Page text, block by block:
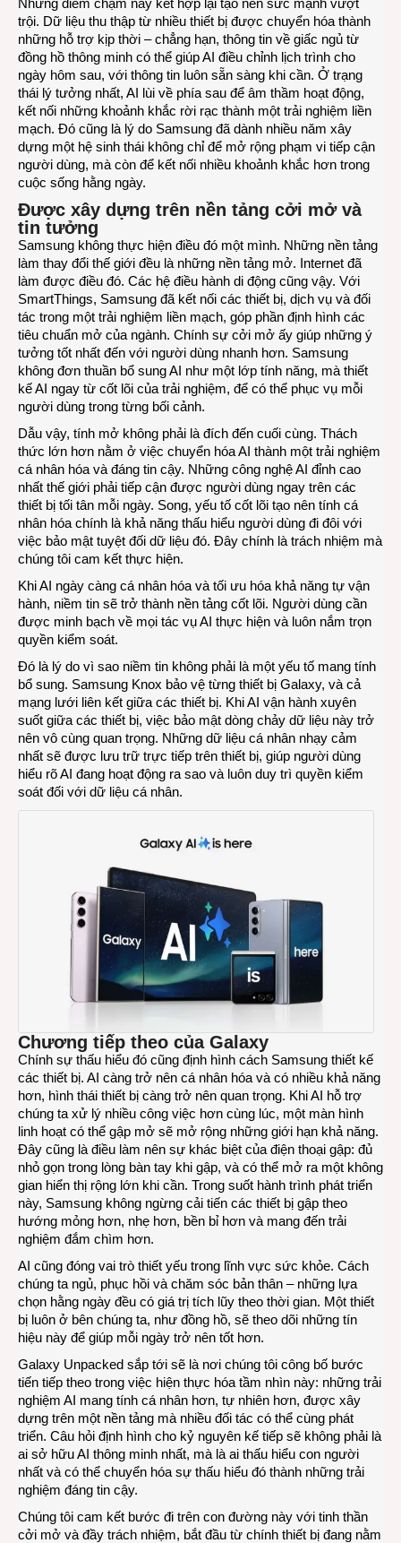
Những điểm chạm này kết hợp lại tạo nên sức mạnh vượt
trội. Dữ liệu thu thập từ nhiều thiết bị được chuyển hóa thành
những hỗ trợ kịp thời – chẳng hạn, thông tin về giấc ngủ từ
đồng hồ thông minh có thể giúp AI điều chỉnh lịch trình cho
ngày hôm sau, với thông tin luôn sẵn sàng khi cần. Ở trạng
thái lý tưởng nhất, AI lùi về phía sau để âm thầm hoạt động,
kết nối những khoảnh khắc rời rạc thành một trải nghiệm liền
mạch. Đó cũng là lý do Samsung đã dành nhiều năm xây
dựng một hệ sinh thái không chỉ để mở rộng phạm vi tiếp cận
người dùng, mà còn để kết nối nhiều khoảnh khắc hơn trong
cuộc sống hằng ngày.
Được xây dựng trên nền tảng cởi mở và
tin tưởng
Samsung không thực hiện điều đó một mình. Những nền tảng
làm thay đổi thế giới đều là những nền tảng mở. Internet đã
làm được điều đó. Các hệ điều hành di động cũng vậy. Với
SmartThings, Samsung đã kết nối các thiết bị, dịch vụ và đối
tác trong một trải nghiệm liền mạch, góp phần định hình các
tiêu chuẩn mở của ngành. Chính sự cởi mở ấy giúp những ý
tưởng tốt nhất đến với người dùng nhanh hơn. Samsung
không đơn thuần bổ sung AI như một lớp tính năng, mà thiết
kế AI ngay từ cốt lõi của trải nghiệm, để có thể phục vụ mỗi
người dùng trong từng bối cảnh.
Dẫu vậy, tính mở không phải là đích đến cuối cùng. Thách
thức lớn hơn nằm ở việc chuyển hóa AI thành một trải nghiệm
cá nhân hóa và đáng tin cậy. Những công nghệ AI đỉnh cao
nhất thế giới phải tiếp cận được người dùng ngay trên các
thiết bị tối tân mỗi ngày. Song, yếu tố cốt lõi tạo nên tính cá
nhân hóa chính là khả năng thấu hiểu người dùng đi đôi với
việc bảo mật tuyệt đối dữ liệu đó. Đây chính là trách nhiệm mà
chúng tôi cam kết thực hiện.
Khi AI ngày càng cá nhân hóa và tối ưu hóa khả năng tự vận
hành, niềm tin sẽ trở thành nền tảng cốt lõi. Người dùng cần
được minh bạch về mọi tác vụ AI thực hiện và luôn nắm trọn
quyền kiểm soát.
Đó là lý do vì sao niềm tin không phải là một yếu tố mang tính
bổ sung. Samsung Knox bảo vệ từng thiết bị Galaxy, và cả
mạng lưới liên kết giữa các thiết bị. Khi AI vận hành xuyên
suốt giữa các thiết bị, việc bảo mật dòng chảy dữ liệu này trở
nên vô cùng quan trọng. Những dữ liệu cá nhân nhạy cảm
nhất sẽ được lưu trữ trực tiếp trên thiết bị, giúp người dùng
hiểu rõ AI đang hoạt động ra sao và luôn duy trì quyền kiểm
soát đối với dữ liệu cá nhân.
Chương tiếp theo của Galaxy
Chính sự thấu hiểu đó cũng định hình cách Samsung thiết kế
các thiết bị. AI càng trở nên cá nhân hóa và có nhiều khả năng
hơn, hình thái thiết bị càng trở nên quan trọng. Khi AI hỗ trợ
chúng ta xử lý nhiều công việc hơn cùng lúc, một màn hình
linh hoạt có thể gập mở sẽ mở rộng những giới hạn khả năng.
Đây cũng là điều làm nên sự khác biệt của điện thoại gập: đủ
nhỏ gọn trong lòng bàn tay khi gập, và có thể mở ra một không
gian hiển thị rộng lớn khi cần. Trong suốt hành trình phát triển
này, Samsung không ngừng cải tiến các thiết bị gập theo
hướng mỏng hơn, nhẹ hơn, bền bỉ hơn và mang đến trải
nghiệm đắm chìm hơn.
AI cũng đóng vai trò thiết yếu trong lĩnh vực sức khỏe. Cách
chúng ta ngủ, phục hồi và chăm sóc bản thân – những lựa
chọn hằng ngày đều có giá trị tích lũy theo thời gian. Một thiết
bị luôn ở bên chúng ta, như đồng hồ, sẽ theo dõi những tín
hiệu này để giúp mỗi ngày trở nên tốt hơn.
Galaxy Unpacked sắp tới sẽ là nơi chúng tôi công bố bước
tiến tiếp theo trong việc hiện thực hóa tầm nhìn này: những trải
nghiệm AI mang tính cá nhân hơn, tự nhiên hơn, được xây
dựng trên một nền tảng mà nhiều đối tác có thể cùng phát
triển. Câu hỏi định hình cho kỷ nguyên kế tiếp sẽ không phải là
ai sở hữu AI thông minh nhất, mà là ai thấu hiểu con người
nhất và có thể chuyển hóa sự thấu hiểu đó thành những trải
nghiệm đáng tin cậy.
Chúng tôi cam kết bước đi trên con đường này với tinh thần
cởi mở và đầy trách nhiệm, bắt đầu từ chính thiết bị đang nằm